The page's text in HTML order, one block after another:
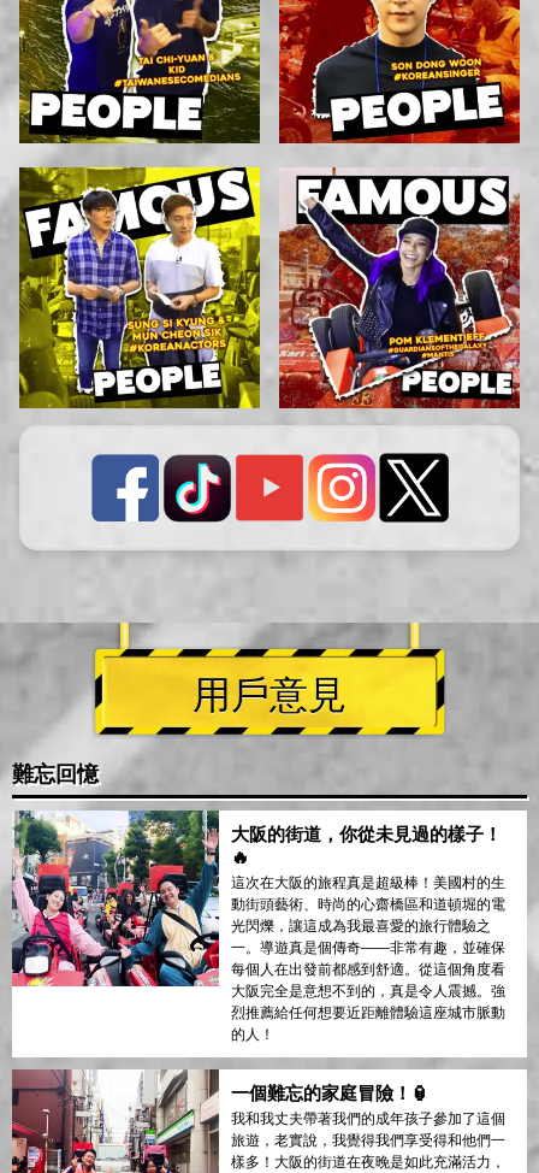
用戶意見
難忘回憶
大阪的街道，你從未見過的樣子！
🔥
這次在大阪的旅程真是超級棒！美國村的生
動街頭藝術、時尚的心齋橋區和道頓堀的電
光閃爍，讓這成為我最喜愛的旅行體驗之
一。導遊真是個傳奇——非常有趣，並確保
每個人在出發前都感到舒適。從這個角度看
大阪完全是意想不到的，真是令人震撼。強
烈推薦給任何想要近距離體驗這座城市脈動
的人！
一個難忘的家庭冒險！🏮
我和我丈夫帶著我們的成年孩子參加了這個
旅遊，老實說，我覺得我們享受得和他們一
樣多！大阪的街道在夜晚是如此充滿活力，